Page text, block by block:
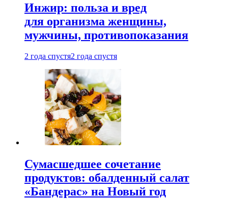
Инжир: польза и вред
для организма женщины,
мужчины, противопоказания
2 года спустя2 года спустя
Сумасшедшее сочетание
продуктов: обалденный салат
«Бандерас» на Новый год